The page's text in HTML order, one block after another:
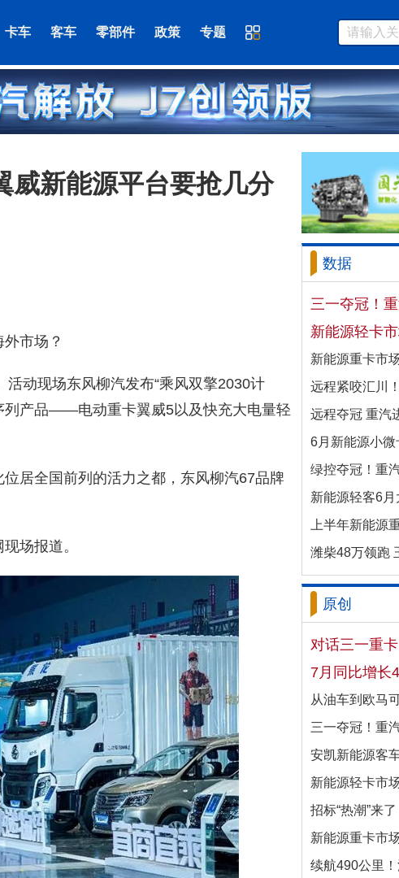
卡车 客车 零部件 政策 专题
威新能源平台要抢几分
市场？
动现场东风柳汽发布“乘风双擎2030计
列产品——电动重卡翼威5以及快充大电量轻
居全国前列的活力之都，东风柳汽67品牌
场报道。
数据
新能源轻客6月
原创